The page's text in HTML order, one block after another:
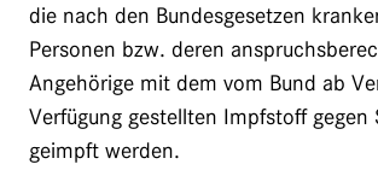
die nach den Bundesgesetzen
Personen bzw. deren
Angehörige mit dem vom Bund ab
Verfügung gestellten Impfstoff gegen
geimpft werden.